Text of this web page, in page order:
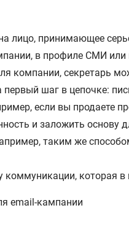
лицо, принимающее
в профиле СМИ или
компании, секретарь
шаг в цепочке:
если вы продаете
и заложить основу
таким же
которая в